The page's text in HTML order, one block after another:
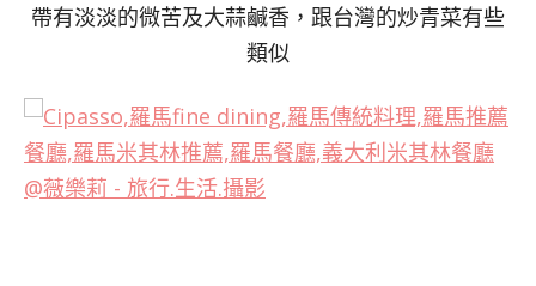
帶有淡淡的微苦及大蒜鹹香，跟台灣的炒青菜有些
類似